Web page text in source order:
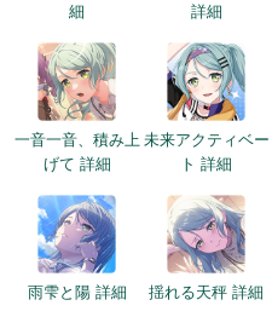
細 詳細
一音一音、積み上
げて 詳細
未来アクティベー
ト 詳細
雨雫と陽 詳細 揺れる天秤 詳細